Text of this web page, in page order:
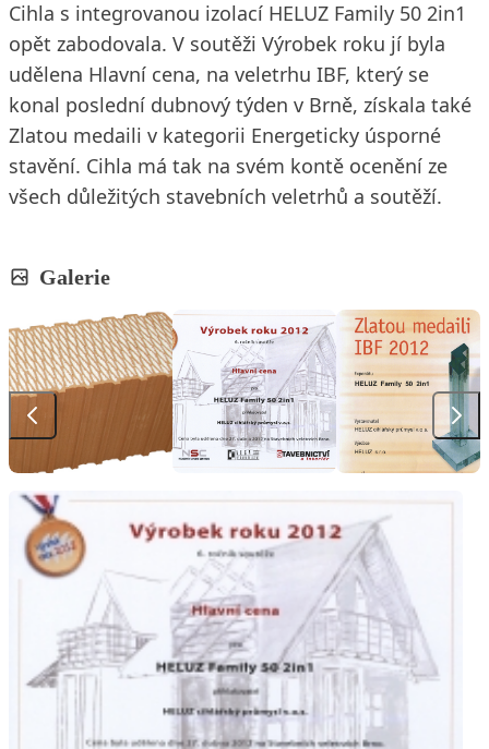
Cihla s integrovanou izolací HELUZ Family 50 2in1
opět zabodovala. V soutěži Výrobek roku jí byla
udělena Hlavní cena, na veletrhu IBF, který se
konal poslední dubnový týden v Brně, získala také
Zlatou medaili v kategorii Energeticky úsporné
stavění. Cihla má tak na svém kontě ocenění ze
všech důležitých stavebních veletrhů a soutěží.
Galerie